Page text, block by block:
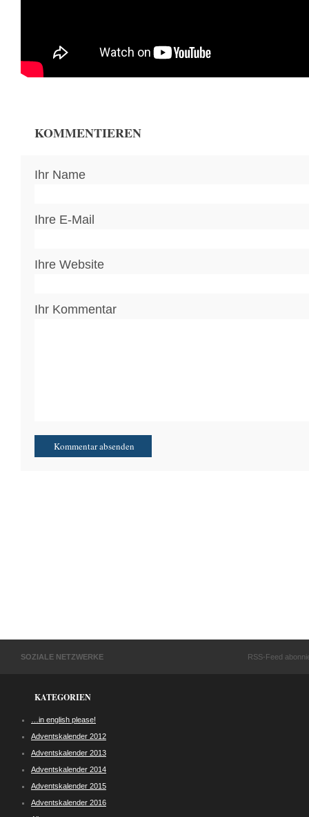
KOMMENTIEREN
Ihr Name
Ihre E-Mail
Ihre Website
Ihr Kommentar
SOZIALE NETZWERKE RSS-Feed
KATEGORIEN
…in english please!
Adventskalender 2012
Adventskalender 2013
Adventskalender 2014
Adventskalender 2015
Adventskalender 2016